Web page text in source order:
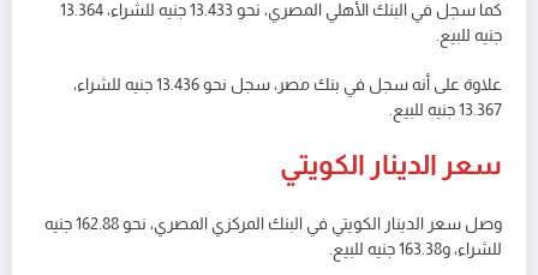
كما سجل في البنك الأهلي المصري، نحو 13.433 جنيه للشراء، 13.364
جنيه للبيع.
علاوة على أنه سجل في بنك مصر، سجل نحو 13.436 جنيه للشراء،
13.367 جنيه للبيع.
سعر الدينار الكويتي
وصل سعر الدينار الكويتي في البنك المركزي المصري، نحو 162.88 جنيه
للشراء، و163.38 جنيه للبيع.